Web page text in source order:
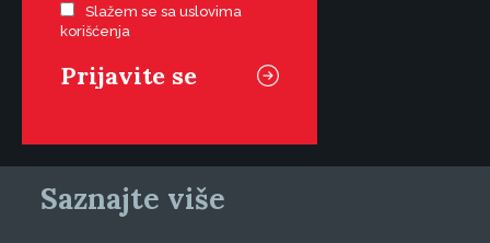
Slažem se sa uslovima
korišćenja
Saznajte više